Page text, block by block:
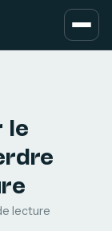
le
lecture